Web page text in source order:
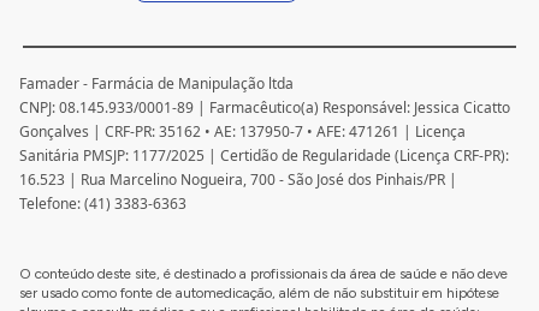
Famader - Farmácia de Manipulação ltda
CNPJ: 08.145.933/0001-89 | Farmacêutico(a) Responsável: Jessica Cicatto
Gonçalves | CRF-PR: 35162 • AE: 137950-7 • AFE: 471261 | Licença
Sanitária PMSJP: 1177/2025 | Certidão de Regularidade (Licença CRF-PR):
16.523 | Rua Marcelino Nogueira, 700 - São José dos Pinhais/PR |
Telefone: (41) 3383-6363
O conteúdo deste site, é destinado a profissionais da área de saúde e não deve
ser usado como fonte de automedicação, além de não substituir em hipótese